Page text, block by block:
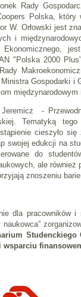
Rady
Polska, który
W. Orłowski jest
i
"Polska 2000
Gospodarki i
-
Tematyką
cieszyło się
swojej edukcji na
do
ale również
znoszeniu
dla pracowników i